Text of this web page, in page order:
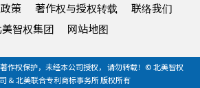
策 著作权与授权转载
联络我们
美智权集团
网站地图
作权保护，未经本公司授权， 请勿转载！© 北美智权
& 北美联合专利商标事务所 版权所有